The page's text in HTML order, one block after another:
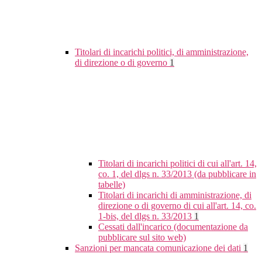
Titolari di incarichi politici, di amministrazione,
di direzione o di governo 1
Titolari di incarichi politici di cui all'art. 14,
co. 1, del dlgs n. 33/2013 (da pubblicare in
tabelle)
Titolari di incarichi di amministrazione, di
direzione o di governo di cui all'art. 14, co.
1-bis, del dlgs n. 33/2013 1
Cessati dall'incarico (documentazione da
pubblicare sul sito web)
Sanzioni per mancata comunicazione dei dati 1